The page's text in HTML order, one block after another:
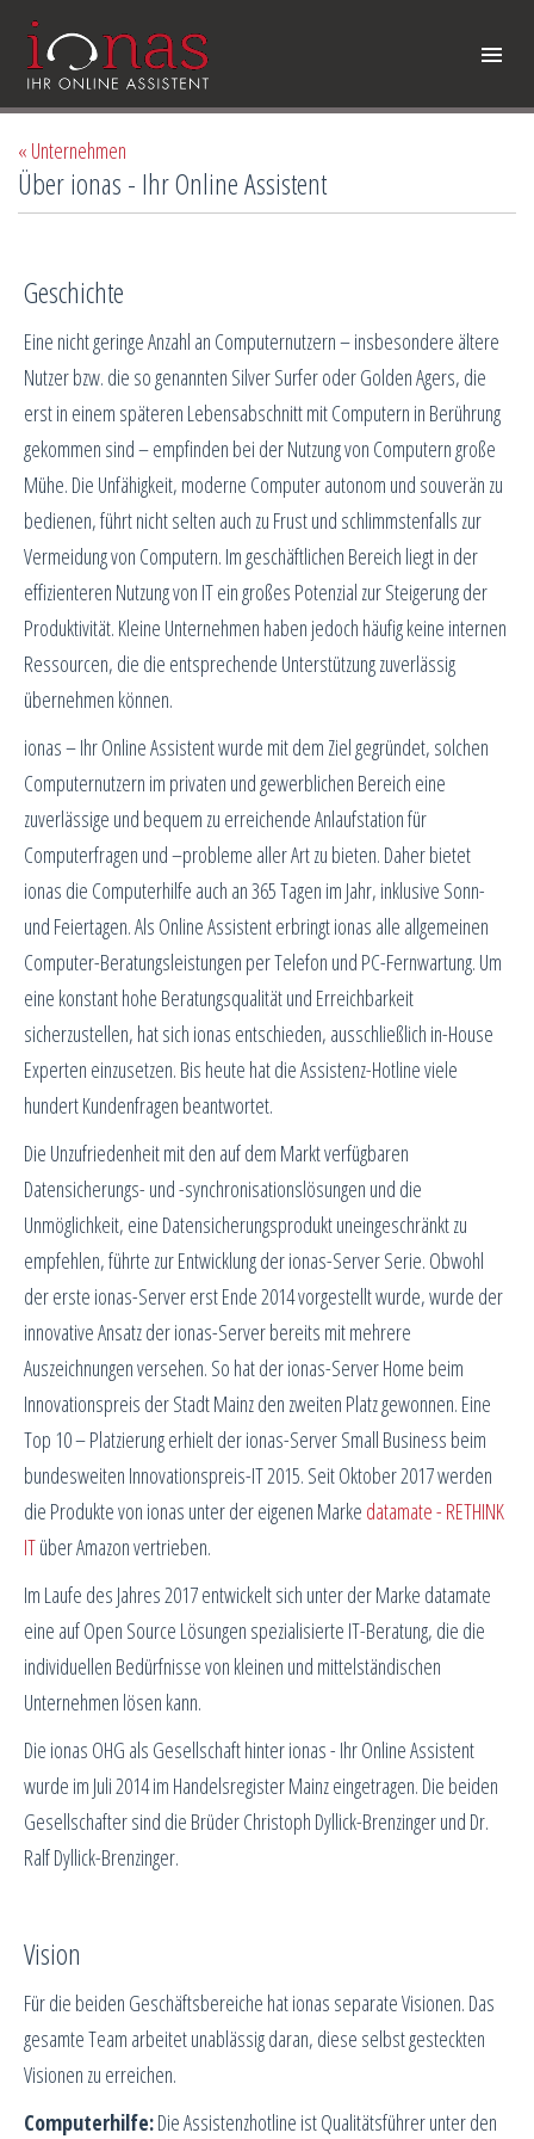
« Unternehmen
Über ionas - Ihr Online Assistent
Geschichte
Eine nicht geringe Anzahl an Computernutzern – insbesondere ältere
Nutzer bzw. die so genannten Silver Surfer oder Golden Agers, die
erst in einem späteren Lebensabschnitt mit Computern in Berührung
gekommen sind – empfinden bei der Nutzung von Computern große
Mühe. Die Unfähigkeit, moderne Computer autonom und souverän zu
bedienen, führt nicht selten auch zu Frust und schlimmstenfalls zur
Vermeidung von Computern. Im geschäftlichen Bereich liegt in der
effizienteren Nutzung von IT ein großes Potenzial zur Steigerung der
Produktivität. Kleine Unternehmen haben jedoch häufig keine internen
Ressourcen, die die entsprechende Unterstützung zuverlässig
übernehmen können.
ionas – Ihr Online Assistent wurde mit dem Ziel gegründet, solchen
Computernutzern im privaten und gewerblichen Bereich eine
zuverlässige und bequem zu erreichende Anlaufstation für
Computerfragen und –probleme aller Art zu bieten. Daher bietet
ionas die Computerhilfe auch an 365 Tagen im Jahr, inklusive Sonn-
und Feiertagen. Als Online Assistent erbringt ionas alle allgemeinen
Computer-Beratungsleistungen per Telefon und PC-Fernwartung. Um
eine konstant hohe Beratungsqualität und Erreichbarkeit
sicherzustellen, hat sich ionas entschieden, ausschließlich in-House
Experten einzusetzen. Bis heute hat die Assistenz-Hotline viele
hundert Kundenfragen beantwortet.
Die Unzufriedenheit mit den auf dem Markt verfügbaren
Datensicherungs- und -synchronisationslösungen und die
Unmöglichkeit, eine Datensicherungsprodukt uneingeschränkt zu
empfehlen, führte zur Entwicklung der ionas-Server Serie. Obwohl
der erste ionas-Server erst Ende 2014 vorgestellt wurde, wurde der
innovative Ansatz der ionas-Server bereits mit mehrere
Auszeichnungen versehen. So hat der ionas-Server Home beim
Innovationspreis der Stadt Mainz den zweiten Platz gewonnen. Eine
Top 10 – Platzierung erhielt der ionas-Server Small Business beim
bundesweiten Innovationspreis-IT 2015. Seit Oktober 2017 werden
die Produkte von ionas unter der eigenen Marke datamate - RETHINK
ITüber Amazon vertrieben.
Im Laufe des Jahres 2017 entwickelt sich unter der Marke datamate
eine auf Open Source Lösungen spezialisierte IT-Beratung, die die
individuellen Bedürfnisse von kleinen und mittelständischen
Unternehmen lösen kann.
Die ionas OHG als Gesellschaft hinter ionas - Ihr Online Assistent
wurde im Juli 2014 im Handelsregister Mainz eingetragen. Die beiden
Gesellschafter sind die Brüder Christoph Dyllick-Brenzinger und Dr.
Ralf Dyllick-Brenzinger.
Vision
Für die beiden Geschäftsbereiche hat ionas separate Visionen. Das
gesamte Team arbeitet unablässig daran, diese selbst gesteckten
Visionen zu erreichen.
Computerhilfe:Die Assistenzhotline ist Qualitätsführer unter den